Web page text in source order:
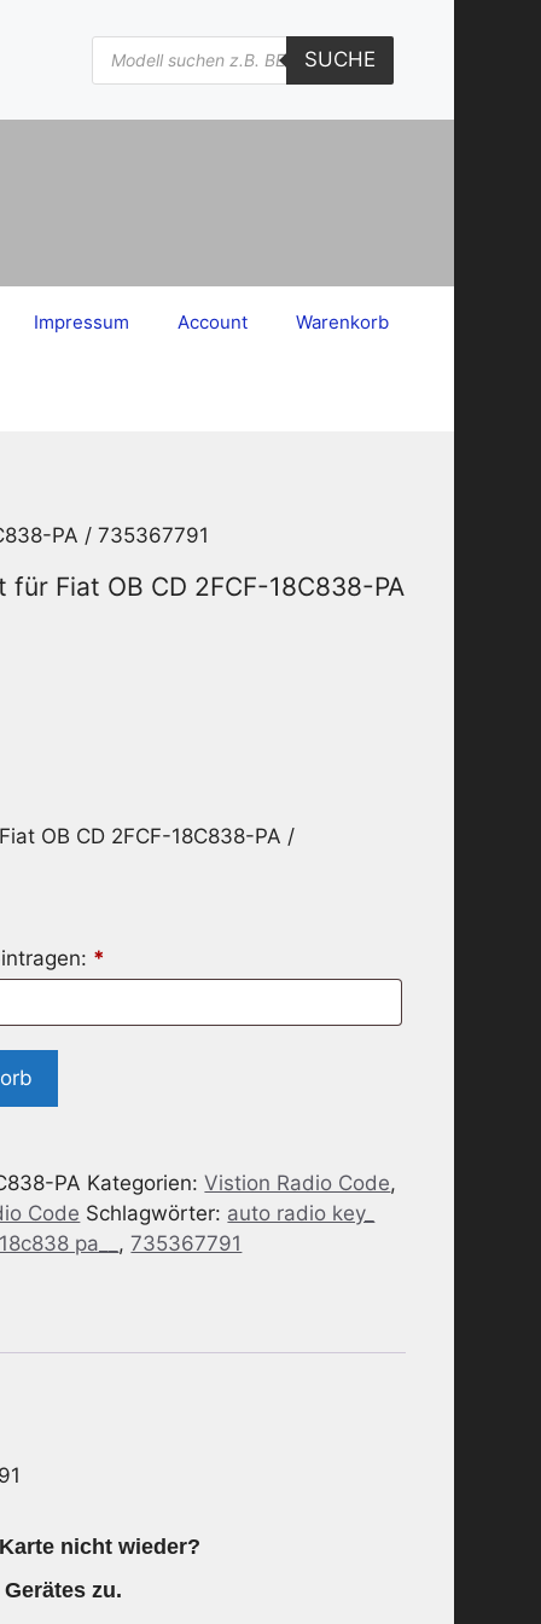
Products
search
SUCHE
Impressum Account Warenkorb
PA / 735367791
für Fiat OB CD 2FCF-18C838-PA
OB CD 2FCF-18C838-PA /
*
PA Kategorien:Vistion Radio Code,
Code Schlagwörter: auto radio key_
pa__ ,735367791
nicht wieder?
zu.